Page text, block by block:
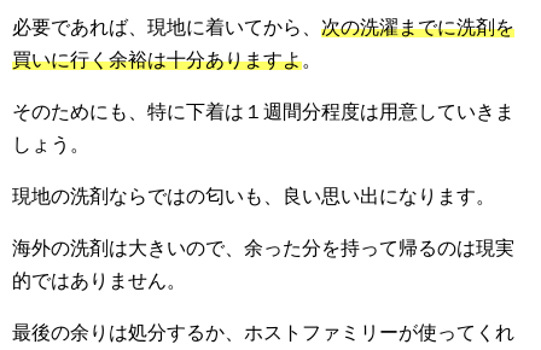
必要であれば、現地に着いてから、 次の洗濯までに洗剤を
買いに行く余裕は十分ありますよ。
そのためにも、特に下着は１週間分程度は用意していきま
しょう。
現地の洗剤ならではの匂いも、良い思い出になります。
海外の洗剤は大きいので、余った分を持って帰るのは現実
的ではありません。
最後の余りは処分するか、ホストファミリーが使ってくれ